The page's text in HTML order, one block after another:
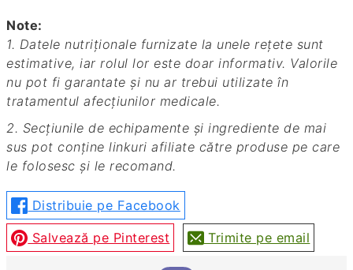
Note:
1. Datele nutriționale furnizate la unele rețete sunt
estimative, iar rolul lor este doar informativ. Valorile
nu pot fi garantate și nu ar trebui utilizate în
tratamentul afecțiunilor medicale.
2. Secțiunile de echipamente și ingrediente de mai
sus pot conține linkuri afiliate către produse pe care
le folosesc și le recomand.
Distribuie pe Facebook
Salvează pe Pinterest Trimite pe email